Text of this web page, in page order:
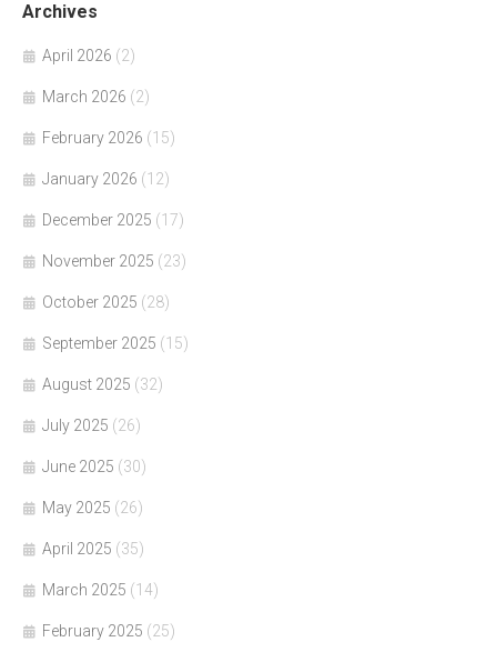
Archives
April 2026 (2)
March 2026 (2)
February 2026 (15)
January 2026 (12)
December 2025 (17)
November 2025 (23)
October 2025 (28)
September 2025 (15)
August 2025 (32)
July 2025 (26)
June 2025 (30)
May 2025 (26)
April 2025 (35)
March 2025 (14)
February 2025 (25)